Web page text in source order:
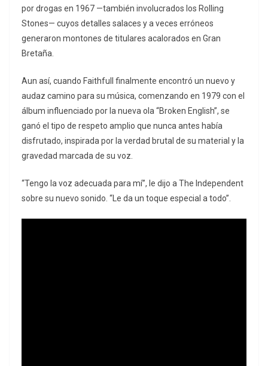
por drogas en 1967 —también involucrados los Rolling
Stones— cuyos detalles salaces y a veces erróneos
generaron montones de titulares acalorados en Gran
Bretaña.
Aun así, cuando Faithfull finalmente encontró un nuevo y
audaz camino para su música, comenzando en 1979 con el
álbum influenciado por la nueva ola “Broken English”, se
ganó el tipo de respeto amplio que nunca antes había
disfrutado, inspirada por la verdad brutal de su material y la
gravedad marcada de su voz.
“Tengo la voz adecuada para mí”, le dijo a The Independent
sobre su nuevo sonido. “Le da un toque especial a todo”.